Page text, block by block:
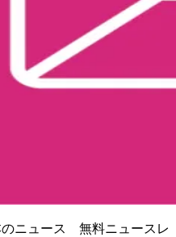
のニュース 無料ニュースレ